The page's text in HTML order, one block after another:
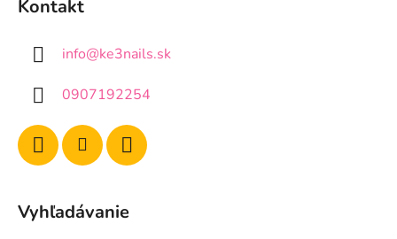
Kontakt
info@ke3nails.sk
0907192254
Vyhľadávanie